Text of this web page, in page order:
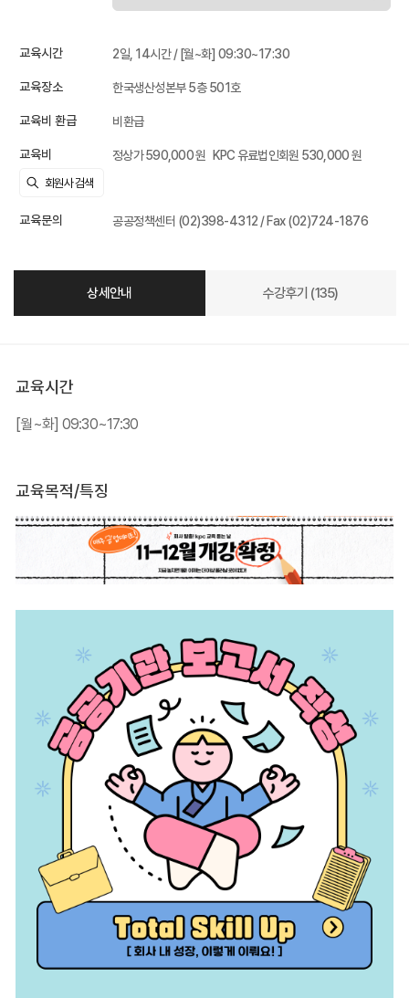
교육시간 2일, 14시간 / [월~화] 09:30~17:30
교육장소 한국생산성본부 5층 501호
교육비 환급 비환급
교육비 정상가 590,000 원 KPC 유료법인회원 530,000 원
교육문의 공공정책센터 (02)398-4312 / Fax (02)724-1876
상세안내 수강후기 (135)
교육시간
[월~화] 09:30~17:30
교육목적/특징